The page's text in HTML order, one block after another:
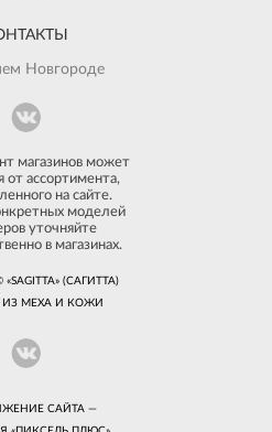
Новгороде
магазинов может
от ассортимента,
на сайте.
моделей
уточняйте
в магазинах.
(САГИТТА)
МЕХА И КОЖИ
САЙТА —